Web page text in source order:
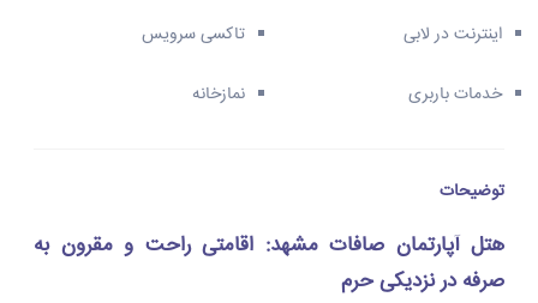
اینترنت در لابی تاکسی سرویس
خدمات باربری نمازخانه
توضیحات
هتل آپارتمان صافات مشهد: اقامتی راحت و مقرون به
صرفه در نزدیکی حرم